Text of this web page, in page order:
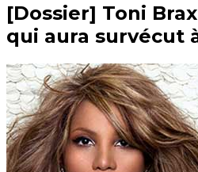
[Dossier] Toni
qui aura survécut